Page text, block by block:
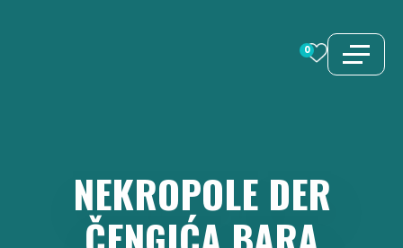
0
NEKROPOLE DER